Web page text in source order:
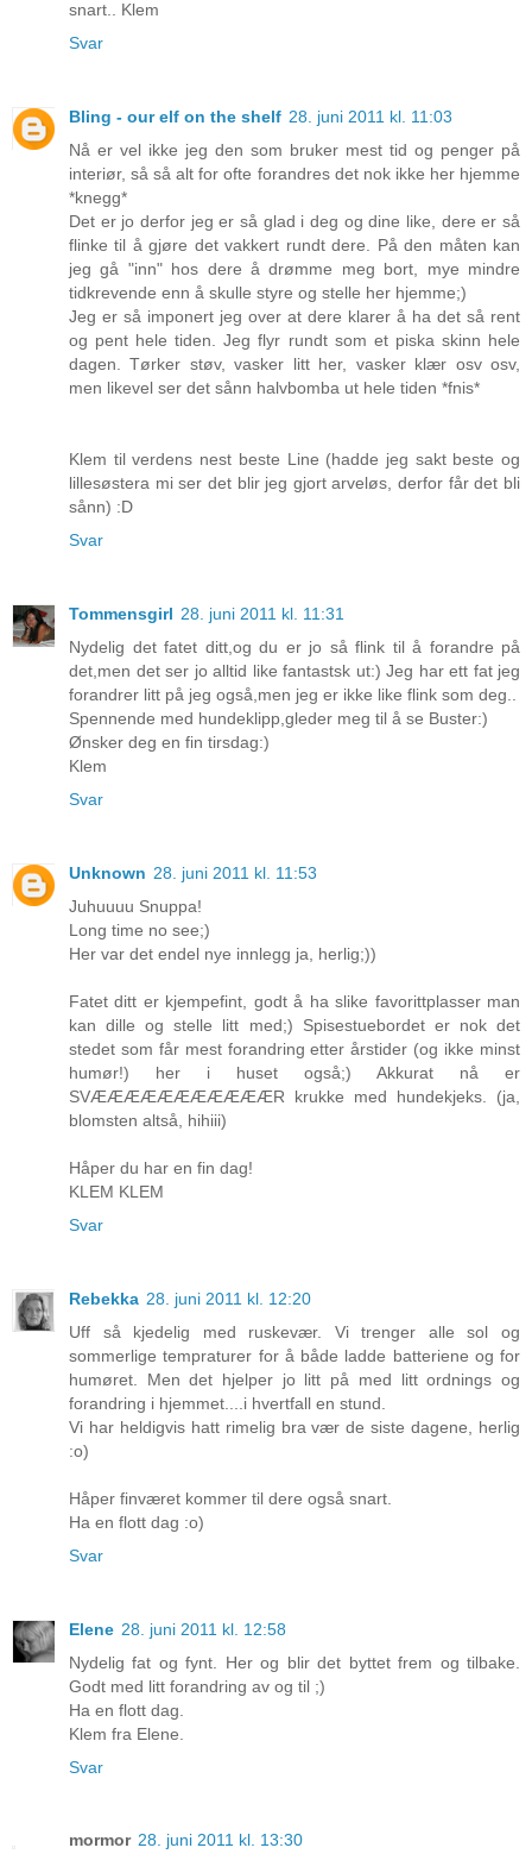
snart.. Klem
Svar
Bling - our elf on the shelf 28. juni 2011 kl. 11:03
Nå er vel ikke jeg den som bruker mest tid og penger på
interiør, så så alt for ofte forandres det nok ikke her hjemme
*knegg*
Det er jo derfor jeg er så glad i deg og dine like, dere er så
flinke til å gjøre det vakkert rundt dere. På den måten kan
jeg gå "inn" hos dere å drømme meg bort, mye mindre
tidkrevende enn å skulle styre og stelle her hjemme;)
Jeg er så imponert jeg over at dere klarer å ha det så rent
og pent hele tiden. Jeg flyr rundt som et piska skinn hele
dagen. Tørker støv, vasker litt her, vasker klær osv osv,
men likevel ser det sånn halvbomba ut hele tiden *fnis*
Klem til verdens nest beste Line (hadde jeg sakt beste og
lillesøstera mi ser det blir jeg gjort arveløs, derfor får det bli
sånn) :D
Svar
Tommensgirl 28. juni 2011 kl. 11:31
Nydelig det fatet ditt,og du er jo så flink til å forandre på
det,men det ser jo alltid like fantastsk ut:) Jeg har ett fat jeg
forandrer litt på jeg også,men jeg er ikke like flink som deg..
Spennende med hundeklipp,gleder meg til å se Buster:)
Ønsker deg en fin tirsdag:)
Klem
Svar
Unknown 28. juni 2011 kl. 11:53
Juhuuuu Snuppa!
Long time no see;)
Her var det endel nye innlegg ja, herlig;))
Fatet ditt er kjempefint, godt å ha slike favorittplasser man
kan dille og stelle litt med;) Spisestuebordet er nok det
stedet som får mest forandring etter årstider (og ikke minst
humør!) her i huset også;) Akkurat nå er
SVÆÆÆÆÆÆÆÆÆÆÆR krukke med hundekjeks. (ja,
blomsten altså, hihiii)
Håper du har en fin dag!
KLEM KLEM
Svar
Rebekka 28. juni 2011 kl. 12:20
Uff så kjedelig med ruskevær. Vi trenger alle sol og
sommerlige tempraturer for å både ladde batteriene og for
humøret. Men det hjelper jo litt på med litt ordnings og
forandring i hjemmet....i hvertfall en stund.
Vi har heldigvis hatt rimelig bra vær de siste dagene, herlig
:o)
Håper finværet kommer til dere også snart.
Ha en flott dag :o)
Svar
Elene 28. juni 2011 kl. 12:58
Nydelig fat og fynt. Her og blir det byttet frem og tilbake.
Godt med litt forandring av og til ;)
Ha en flott dag.
Klem fra Elene.
Svar
mormor 28. juni 2011 kl. 13:30